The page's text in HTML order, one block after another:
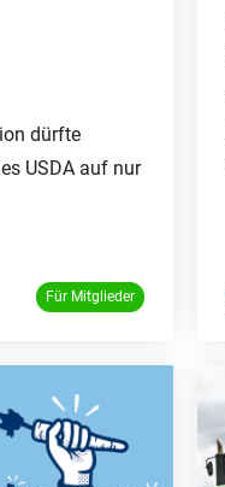
dürfte
USDA auf nur
Für Mitglieder